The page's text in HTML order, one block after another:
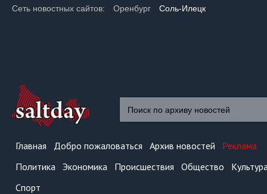
Сеть новостных сайтов: Оренбург Соль-Илецк
Главная Добро пожаловаться Архив новостей
Реклама
Политика Экономика Происшествия Общество
Спорт